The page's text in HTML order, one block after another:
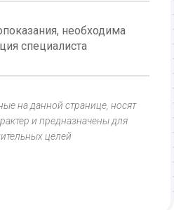
необходима
специалиста
на данной странице, носят
и предназначены для
целей